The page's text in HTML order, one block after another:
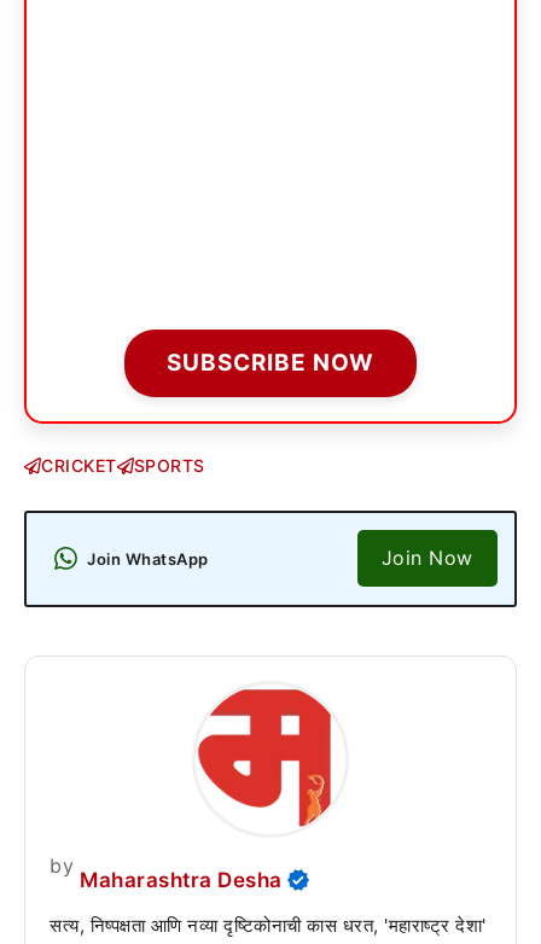
SUBSCRIBE NOW
CRICKET SPORTS
Join WhatsApp Join Now
by
Maharashtra Desha
सत्य, निष्पक्षता आणि नव्या दृष्टिकोनाची कास धरत, 'महाराष्ट्र देशा'